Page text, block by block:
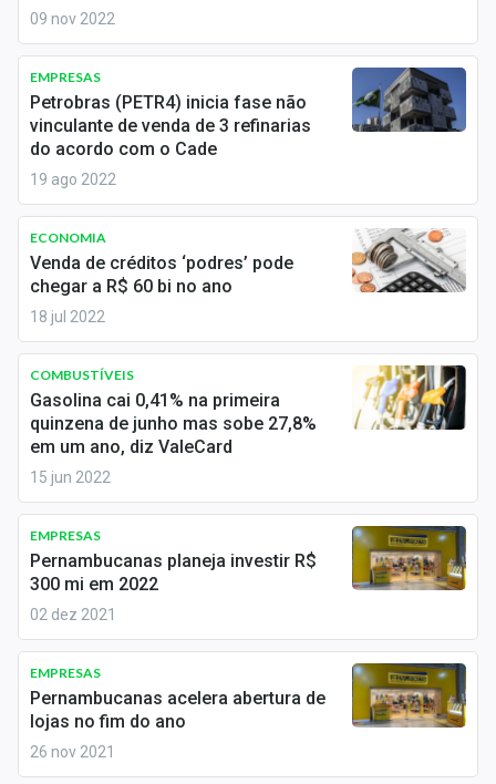
Comprar ou vender?
Carteiras Recomendadas
Central de Dividendos
Central de Fundos Imobiliários
Central dos IPOs
Renda Fixa
Finanças Pessoais
Mercados
Economia
Empresas
Brasil
Política
Especiais
Internacional
Marketing
09 nov 2022
EMPRESAS
Petrobras (PETR4) inicia fase não
vinculante de venda de 3 refinarias
do acordo com o Cade
19 ago 2022
ECONOMIA
Venda de créditos ‘podres’ pode
chegar a R$ 60 bi no ano
18 jul 2022
COMBUSTÍVEIS
Gasolina cai 0,41% na primeira
quinzena de junho mas sobe 27,8%
em um ano, diz ValeCard
15 jun 2022
EMPRESAS
Pernambucanas planeja investir R$
300 mi em 2022
02 dez 2021
EMPRESAS
Pernambucanas acelera abertura de
lojas no fim do ano
26 nov 2021